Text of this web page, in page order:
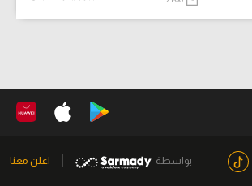
بواسطة اعلن معنا